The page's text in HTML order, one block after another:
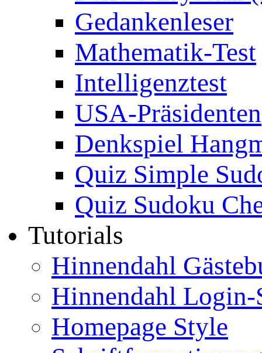
Gedankenleser
Mathematik-Test
Intelligenztest
USA-Präsidenten
Denkspiel
Quiz Simple
Quiz Sudoku
Tutorials
Hinnendahl
Hinnendahl Login-
Homepage Style